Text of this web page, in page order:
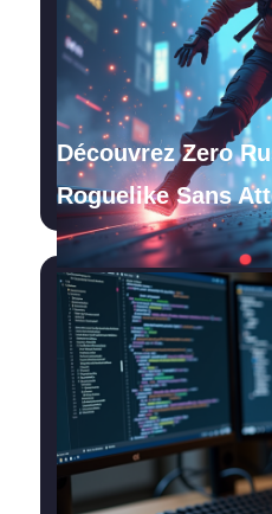
Découvrez Zero
Roguelike Sans